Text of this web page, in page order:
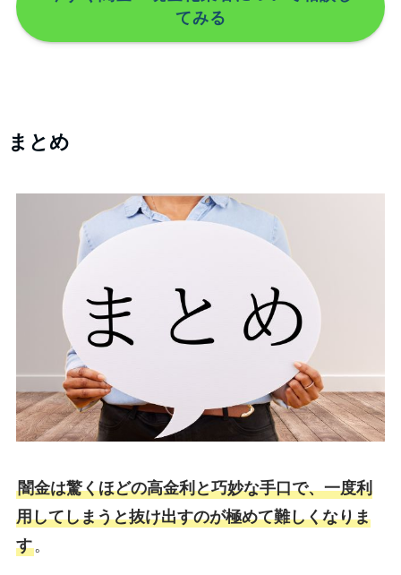
てみる
まとめ
闇金は驚くほどの高金利と巧妙な手口で、一度利
用してしまうと抜け出すのが極めて難しくなりま
す。